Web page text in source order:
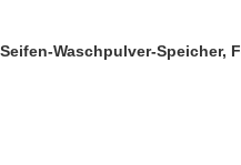
Waschpulver-Speicher,